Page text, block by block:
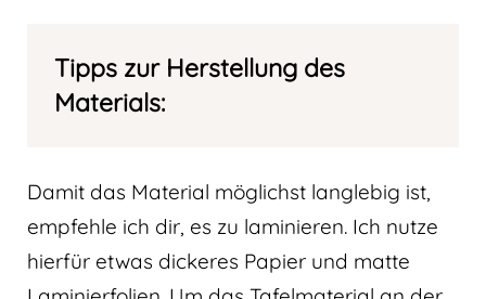
Tipps zur Herstellung des
Materials:
Damit das Material möglichst langlebig ist,
empfehle ich dir, es zu laminieren. Ich nutze
hierfür etwas dickeres Papier und matte